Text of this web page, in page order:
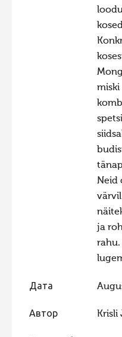
Фотоконкурс 2013
Фотоконкурс 2012
Фотоконкурс 2011
Фотоконкурс 2010
miski
Neid
ja
rahu.
Дата
Автор Krisli